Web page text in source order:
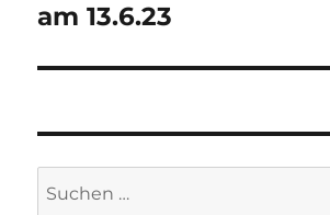
Beitrag:
am 13.6.23